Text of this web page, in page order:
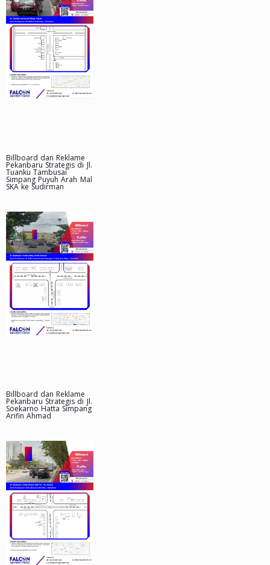
Billboard dan Reklame
Pekanbaru Strategis di Jl.
Tuanku Tambusai
Simpang Puyuh Arah Mal
SKA ke Sudirman
Billboard dan Reklame
Pekanbaru Strategis di Jl.
Soekarno Hatta Simpang
Arifin Ahmad